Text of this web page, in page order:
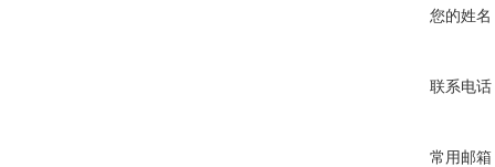
您的姓名
联系电话
常用邮箱